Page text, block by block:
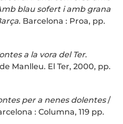
blau sofert i amb grana
. Barcelona : Proa, pp.
a la vora del Ter.
Manlleu. El Ter, 2000, pp.
per a nenes dolentes/
: Columna, 119 pp.